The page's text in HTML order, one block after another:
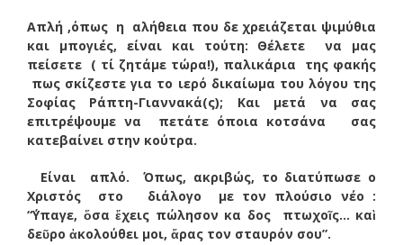
Απλή ,όπως η αλήθεια που δε χρειάζεται ψιμύθια
και μπογιές, είναι και τούτη: Θέλετε να μας
πείσετε ( τί ζητάμε τώρα!), παλικάρια της φακής
πως σκίζεστε για το ιερό δικαίωμα του λόγου της
Σοφίας Ράπτη-Γιαννακά(ς); Και μετά να σας
επιτρέψουμε να πετάτε όποια κοτσάνα σας
κατεβαίνει στην κούτρα.
Είναι απλό. Όπως, ακριβώς, το διατύπωσε ο
Χριστός στο διάλογο με τον πλούσιο νέο :
“΄Υπαγε, ὅσα ἔχεις πώλησον κα δος πτωχοῖς… καὶ
δεῦρο ἀκολούθει μοι, ἄρας τον σταυρόν σου”.